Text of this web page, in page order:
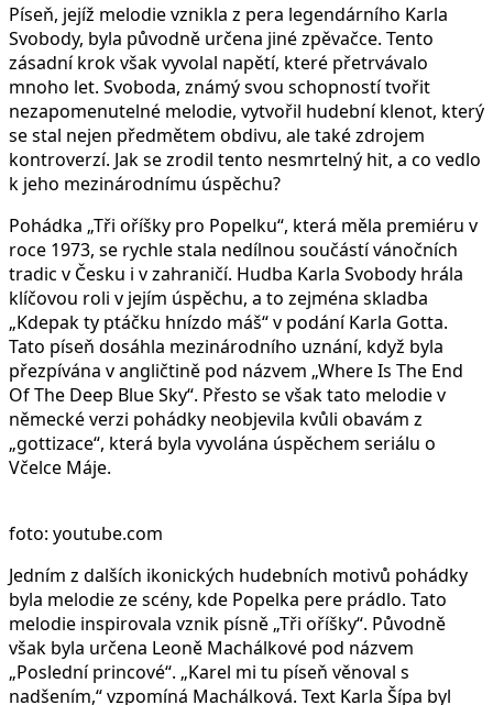
Píseň, jejíž melodie vznikla z pera legendárního Karla
Svobody, byla původně určena jiné zpěvačce. Tento
zásadní krok však vyvolal napětí, které přetrvávalo
mnoho let. Svoboda, známý svou schopností tvořit
nezapomenutelné melodie, vytvořil hudební klenot, který
se stal nejen předmětem obdivu, ale také zdrojem
kontroverzí. Jak se zrodil tento nesmrtelný hit, a co vedlo
k jeho mezinárodnímu úspěchu?
Pohádka „Tři oříšky pro Popelku“, která měla premiéru v
roce 1973, se rychle stala nedílnou součástí vánočních
tradic v Česku i v zahraničí. Hudba Karla Svobody hrála
klíčovou roli v jejím úspěchu, a to zejména skladba
„Kdepak ty ptáčku hnízdo máš“ v podání Karla Gotta.
Tato píseň dosáhla mezinárodního uznání, když byla
přezpívána v angličtině pod názvem „Where Is The End
Of The Deep Blue Sky“. Přesto se však tato melodie v
německé verzi pohádky neobjevila kvůli obavám z
„gottizace“, která byla vyvolána úspěchem seriálu o
Včelce Máje.
foto: youtube.com
Jedním z dalších ikonických hudebních motivů pohádky
byla melodie ze scény, kde Popelka pere prádlo. Tato
melodie inspirovala vznik písně „Tři oříšky“. Původně
však byla určena Leoně Machálkové pod názvem
„Poslední princové“. „Karel mi tu píseň věnoval s
nadšením,“ vzpomíná Machálková. Text Karla Šípa byl